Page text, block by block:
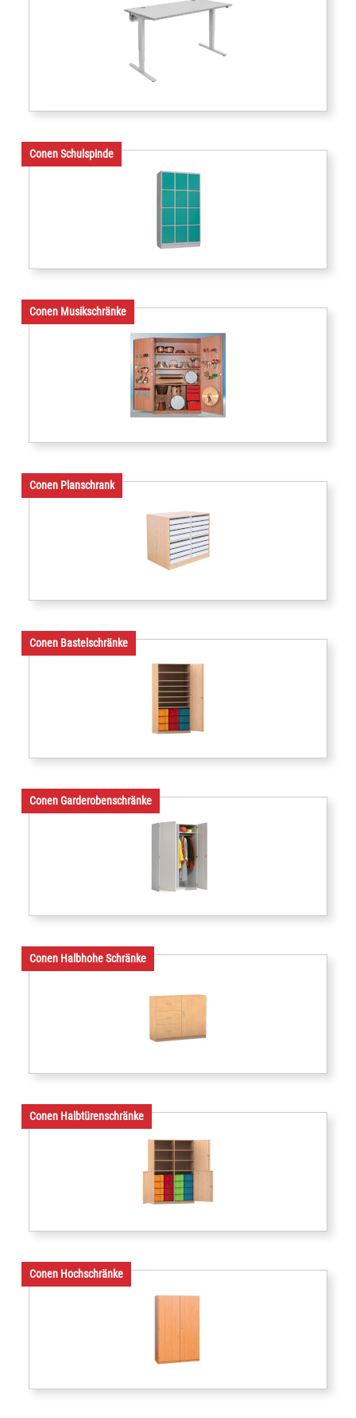
Conen Schulspinde
Conen Musikschränke
Conen Planschrank
Conen Bastelschränke
Conen Garderobenschränke
Conen Halbhohe Schränke
Conen Halbtürenschränke
Conen Hochschränke